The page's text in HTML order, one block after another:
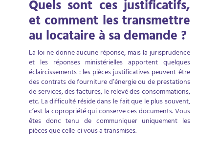
Quels sont ces justificatifs,
et comment les transmettre
au locataire à sa demande ?
La loi ne donne aucune réponse, mais la jurisprudence
et les réponses ministérielles apportent quelques
éclaircissements : les pièces justificatives peuvent être
des contrats de fourniture d’énergie ou de prestations
de services, des factures, le relevé des consommations,
etc. La difficulté réside dans le fait que le plus souvent,
c’est la copropriété qui conserve ces documents. Vous
êtes donc tenu de communiquer uniquement les
pièces que celle-ci vous a transmises.